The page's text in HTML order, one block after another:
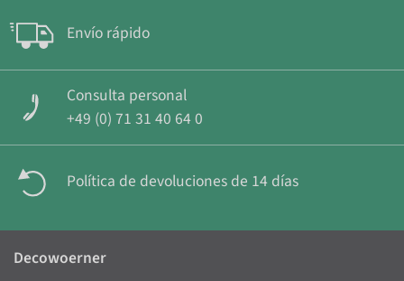
Envío rápido
Consulta personal
+49 (0) 71 31 40 64 0
Política de devoluciones de 14 días
Decowoerner